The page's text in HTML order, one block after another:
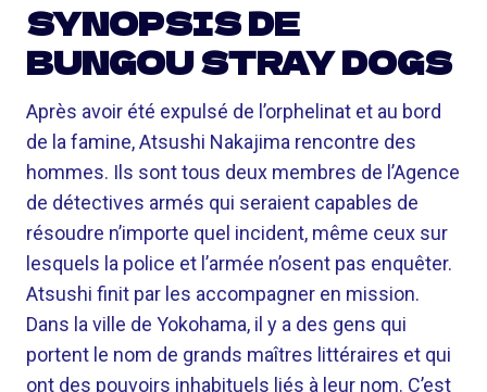
SYNOPSIS DE
BUNGOU STRAY DOGS
Après avoir été expulsé de l’orphelinat et au bord
de la famine, Atsushi Nakajima rencontre des
hommes. Ils sont tous deux membres de l’Agence
de détectives armés qui seraient capables de
résoudre n’importe quel incident, même ceux sur
lesquels la police et l’armée n’osent pas enquêter.
Atsushi finit par les accompagner en mission.
Dans la ville de Yokohama, il y a des gens qui
portent le nom de grands maîtres littéraires et qui
ont des pouvoirs inhabituels liés à leur nom. C’est